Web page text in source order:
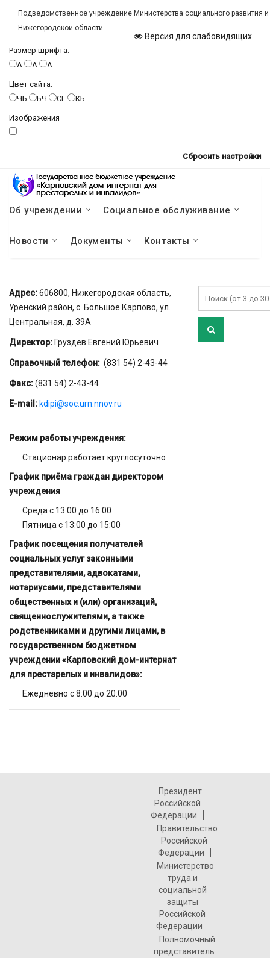
Подведомственное учреждение Министерства социального развития
Нижегородской области
Версия для слабовидящих
Размер шрифта:
A
A A
Цвет сайта:
ЧБ
БЧ СГ КБ
Изображения
Сбросить настройки
Об учреждении Социальное обслуживание
Новости Документы Контакты
Адрес:606800, Нижегородская область,
Уренский район, с. Большое Карпово, ул.
Центральная, д. 39А
Директор: Груздев Евгений Юрьевич
Справочный телефон: (831 54) 2-43-44
Факс:(831 54) 2-43-44
E-mail: kdipi@soc.urn.nnov.ru
Режим работы учреждения:
Стационар работает круглосуточно
График приёма граждан директором
учреждения
Среда с 13:00 до 16:00
Пятница с 13:00 до 15:00
График посещения получателей
социальных услуг законными
представителями, адвокатами,
нотариусами, представителями
общественных и (или) организаций,
священнослужителями, а также
родственниками и другими лицами, в
государственном бюджетном
учреждении «Карповский дом-интернат
для престарелых и инвалидов»:
Ежедневно с 8:00 до 20:00
Президент
Российской
Федерации
Правительство
Российской
Федерации
Министерство
труда и
социальной
защиты
Российской
Федерации
Полномочный
представитель